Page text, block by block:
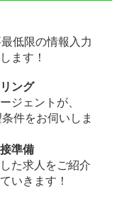
低限の情報入力
ます！
ング
ジェントが、
件をお伺いしま
準備
た求人をご紹介
いきます！